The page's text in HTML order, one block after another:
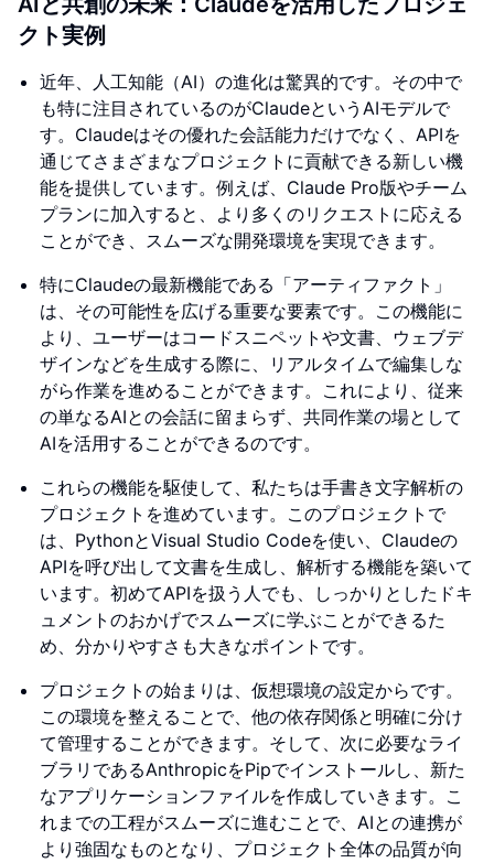
クト実例
近年、人工知能（AI）の進化は驚異的です。その中で
も特に注目されているのがClaudeというAIモデルで
す。Claudeはその優れた会話能力だけでなく、APIを
通じてさまざまなプロジェクトに貢献できる新しい機
能を提供しています。例えば、Claude Pro版やチーム
プランに加入すると、より多くのリクエストに応える
ことができ、スムーズな開発環境を実現できます。
特にClaudeの最新機能である「アーティファクト」
は、その可能性を広げる重要な要素です。この機能に
より、ユーザーはコードスニペットや文書、ウェブデ
ザインなどを生成する際に、リアルタイムで編集しな
がら作業を進めることができます。これにより、従来
の単なるAIとの会話に留まらず、共同作業の場として
AIを活用することができるのです。
これらの機能を駆使して、私たちは手書き文字解析の
プロジェクトを進めています。このプロジェクトで
は、PythonとVisual Studio Codeを使い、Claudeの
APIを呼び出して文書を生成し、解析する機能を築いて
います。初めてAPIを扱う人でも、しっかりとしたドキ
ュメントのおかげでスムーズに学ぶことができるた
め、分かりやすさも大きなポイントです。
プロジェクトの始まりは、仮想環境の設定からです。
この環境を整えることで、他の依存関係と明確に分け
て管理することができます。そして、次に必要なライ
ブラリであるAnthropicをPipでインストールし、新た
なアプリケーションファイルを作成していきます。こ
れまでの工程がスムーズに進むことで、AIとの連携が
より強固なものとなり、プロジェクト全体の品質が向